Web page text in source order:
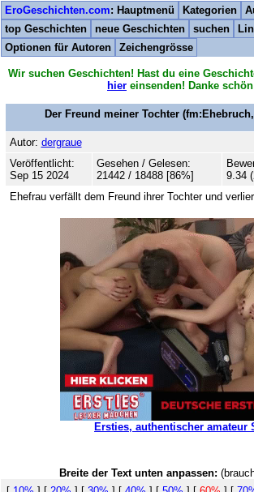
EroGeschichten.com: Hauptmenü Kategorien
top Geschichten
neue Geschichten suchen
Optionen für Autoren
Zeichengrösse
Wir suchen Geschichten! Hast du eine
hier einsenden! Danke
Der Freund meiner Tochter(fm:Ehebruch,
Autor: dergraue
Veröffentlicht:
Sep 15 2024
Gesehen / Gelesen:
21442 / 18488 [86%]
9.34
Ehefrau verfällt dem Freund ihrer Tochter und
Ersties, authentischer amateur
Breite der Text unten anpassen: